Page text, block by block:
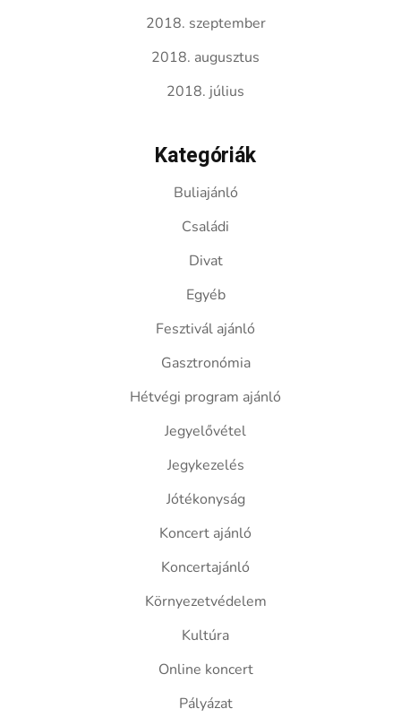
2018. szeptember
2018. augusztus
2018. július
Kategóriák
Buliajánló
Családi
Divat
Egyéb
Fesztivál ajánló
Gasztronómia
Hétvégi program ajánló
Jegyelővétel
Jegykezelés
Jótékonyság
Koncert ajánló
Koncertajánló
Környezetvédelem
Kultúra
Online koncert
Pályázat